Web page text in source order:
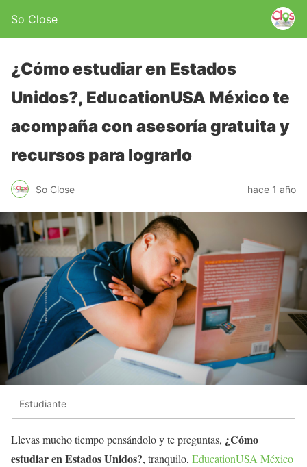
So Close
¿Cómo estudiar en Estados
Unidos?, EducationUSA México te
acompaña con asesoría gratuita y
recursos para lograrlo
So Close hace 1 año
Estudiante
Llevas mucho tiempo pensándolo y te preguntas, ¿Cómo
estudiar en Estados Unidos?, tranquilo, EducationUSA México